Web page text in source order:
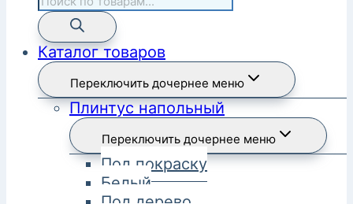
Каталог товаров
Переключить дочернее меню
Плинтус напольный
Переключить дочернее меню
Под покраску
Белый